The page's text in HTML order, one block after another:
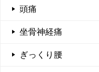
頭痛
坐骨神経痛
ぎっくり腰